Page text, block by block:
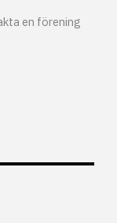
en förening